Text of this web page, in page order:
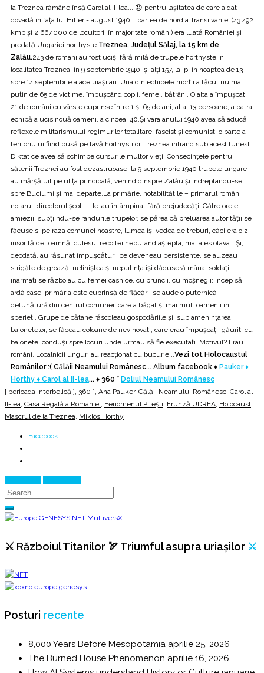
la Treznea rămâne însă Carol al II-lea... 😞 pentru lașitatea de care a dat
dovadă în fața lui Hitler - august 1940... partea de nord a Transilvaniei (43.492
kmp şi 2.667.000 de locuitori, în majoritate români) era luată României şi
predată Ungariei horthyste. Treznea, Județul Sălaj, la 15 km de
Zalău.243 de români au fost ucişi fără milă de trupele horthyste în
localitatea Treznea, în 9 septembrie 1940, şi alţi 157, la Ip, în noaptea de 13
spre 14 septembrie a aceluiaşi an. Una din echipele morţii a făcut nu mai
puţin de 65 de victime, împuşcând copii, femei, bătrâni. O alta a împuşcat
21 de români cu vârste cuprinse între 1 şi 65 de ani, alta, 13 persoane, a patra
echipă a ucis nouă oameni, a cincea, 40.Și vara anului 1940 avea să aducă
reflexele militarismului regimurilor totalitare, fascist și comunist, o parte a
teritoriului fiind pusă pe tavă horthystilor, Treznea intrând sub acest funest
Diktat ce avea să schimbe cursurile multor vieți. Consecințele pentru
sătenii Treznei au fost dezastruoase, la 9 septembrie 1940 trupele ungare
au mărșăluit pe ulița principală, venind dinspre Zalău și îndreptându-se
spre Buciumi și mai departe.La primărie, notabilitățile – primarul român,
notarul, directorul școlii – le-au întâmpinat fără prejudecăți. Către orele
amiezii, subțiindu-se rândurile trupelor, se părea că preluarea autorității se
făcuse si pe raza comunei noastre, lumea își vedea de treburi, căci era o zi
însorită de toamnă, culesul recoltei neputând aștepta, mai ales otava… Și,
deodată, au răsunat împușcături, ce deveneau persistente, se auzeau
strigăte de groază, neliniștea și neputința își dăduseră mâna, soldați
înarmați se războiau cu femei casnice, cu pruncii, cu moșnegii; încep să
ardă case, primăria este cuprinsă de flăcări, se aude o puternică
detunătură din centrul comunei, care a băgat și mai mult oamenii în
sperieți. Grupe de cătane răscoleau gospodăriile și, sub amenințarea
baionetelor, se făceau coloane de nevinovați, care erau împușcați, găuriți cu
baionete, conduși spre locuri unde urmau să fie executați. Motivul? Erau
români. Localnicii unguri au reacționat cu bucurie... Vezi tot Holocaustul
Românilor :( Călăii Neamului Românesc... Album facebook ♦ Pauker ♦
Horthy ♦ Carol al II-lea... ♦ 360 ° Doliul Neamului Românesc
[ perioada interbelică ] 360 ° Ana Pauker, Călăii Neamului Românesc Carol al
II-lea Casa Regală a României Fenomenul Pitești Frunză UDREA Holocaust
Mascrul de la Treznea Miklós Horthy
Facebook
⚔️ Războiul Titanilor 🏹 Triumful asupra uriașilor ⚔️
Posturi recente
8,000 Years Before Mesopotamia aprilie 25, 2026
The Burned House Phenomenon aprilie 16, 2026